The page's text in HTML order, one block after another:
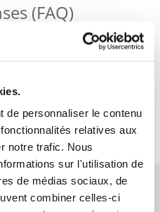
de personnaliser le contenu
relatives aux
notre trafic. Nous
sur l'utilisation de
de médias sociaux, de
combiner celles-ci
(FAQ)